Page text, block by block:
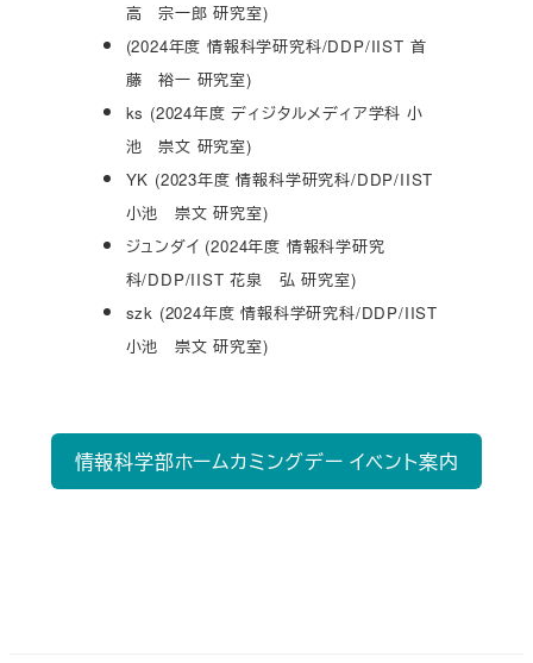
高 宗一郎 研究室)
(2024年度 情報科学研究科/DDP/IIST 首
藤 裕一 研究室)
ks (2024年度 ディジタルメディア学科 小
池 崇文 研究室)
YK (2023年度 情報科学研究科/DDP/IIST
小池 崇文 研究室)
ジュンダイ (2024年度 情報科学研究
科/DDP/IIST 花泉 弘 研究室)
szk (2024年度 情報科学研究科/DDP/IIST
小池 崇文 研究室)
情報科学部ホームカミングデー イベント案内